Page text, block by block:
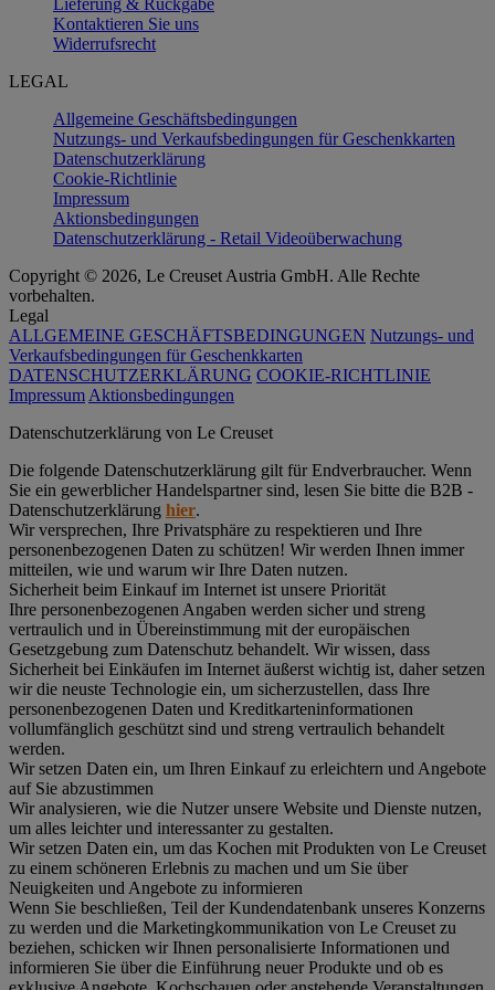
Kontaktieren Sie uns
Widerrufsrecht
LEGAL
Allgemeine Geschäftsbedingungen
Nutzungs- und Verkaufsbedingungen für Geschenkkarten
Datenschutzerklärung
Cookie-Richtlinie
Impressum
Aktionsbedingungen
Datenschutzerklärung - Retail Videoüberwachung
Copyright © 2026, Le Creuset Austria GmbH. Alle Rechte
vorbehalten.
Legal
ALLGEMEINE GESCHÄFTSBEDINGUNGEN Nutzungs- und
Verkaufsbedingungen für Geschenkkarten
DATENSCHUTZERKLÄRUNG COOKIE-RICHTLINIE
Impressum Aktionsbedingungen
Datenschutz­erklärung von Le Creuset
Die folgende Datenschutzerklärung gilt für Endverbraucher. Wenn
Sie ein gewerblicher Handelspartner sind, lesen Sie bitte die B2B -
Datenschutzerklärung hier.
Wir versprechen, Ihre Privatsphäre zu respektieren und Ihre
personenbezogenen Daten zu schützen! Wir werden Ihnen immer
mitteilen, wie und warum wir Ihre Daten nutzen.
Sicherheit beim Einkauf im Internet ist unsere Priorität
Ihre personenbezogenen Angaben werden sicher und streng
vertraulich und in Übereinstimmung mit der europäischen
Gesetzgebung zum Datenschutz behandelt. Wir wissen, dass
Sicherheit bei Einkäufen im Internet äußerst wichtig ist, daher setzen
wir die neuste Technologie ein, um sicherzustellen, dass Ihre
personenbezogenen Daten und Kreditkarteninformationen
vollumfänglich geschützt sind und streng vertraulich behandelt
werden.
Wir setzen Daten ein, um Ihren Einkauf zu erleichtern und Angebote
auf Sie abzustimmen
Wir analysieren, wie die Nutzer unsere Website und Dienste nutzen,
um alles leichter und interessanter zu gestalten.
Wir setzen Daten ein, um das Kochen mit Produkten von Le Creuset
zu einem schöneren Erlebnis zu machen und um Sie über
Neuigkeiten und Angebote zu informieren
Wenn Sie beschließen, Teil der Kundendatenbank unseres Konzerns
zu werden und die Marketingkommunikation von Le Creuset zu
beziehen, schicken wir Ihnen personalisierte Informationen und
informieren Sie über die Einführung neuer Produkte und ob es